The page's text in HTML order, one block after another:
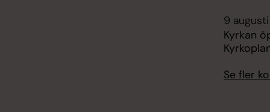
9 augusti
Kyrkan
Se fler